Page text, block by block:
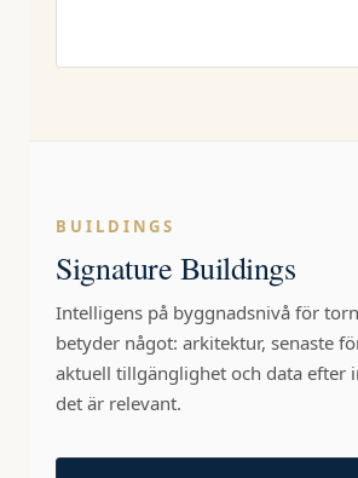
BUILDINGS
Signature Buildings
Intelligens på byggnadsnivå för
betyder något: arkitektur, senaste
aktuell tillgänglighet och data efter
det är relevant.